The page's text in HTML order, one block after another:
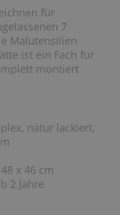
für
7
Malutensilien
ist ein Fach für
montiert
natur lackiert,
x 46 cm
2 Jahre